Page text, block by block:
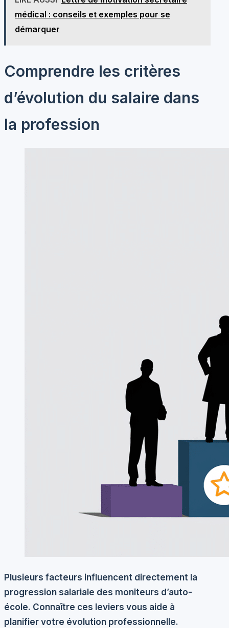
médical : conseils et exemples pour se
démarquer
Comprendre les critères
d’évolution du salaire dans
la profession
Plusieurs facteurs influencent directement la
progression salariale des moniteurs d’auto-
école. Connaître ces leviers vous aide à
planifier votre évolution professionnelle.